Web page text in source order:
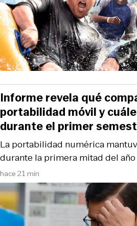
hace 21 min
La portabilidad numérica
durante la primera mitad del
Informe revela qué
portabilidad móvil y
durante el primer